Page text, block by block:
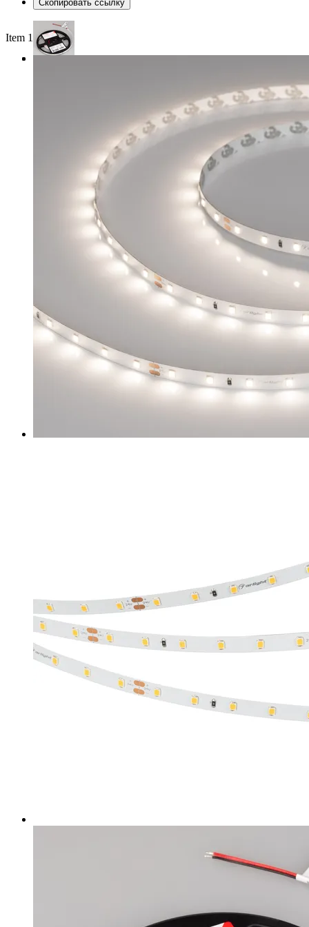
Скопировать ссылку
Item 1 of 3